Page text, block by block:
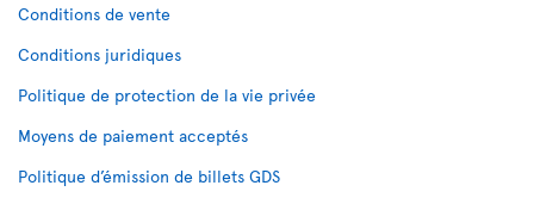
Conditions de vente
Conditions juridiques
Politique de protection de la vie privée
Moyens de paiement acceptés
Politique d’émission de billets GDS